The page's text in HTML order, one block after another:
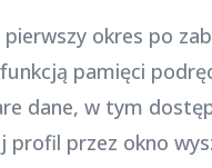
okres po
pamięci
dane, w tym
profil przez okno